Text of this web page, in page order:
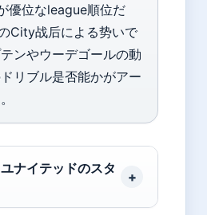
優位なleague順位だ
City战后による势いで
ンやウーデゴールの動
リブル是否能かがアー
ナイテッドのスタ